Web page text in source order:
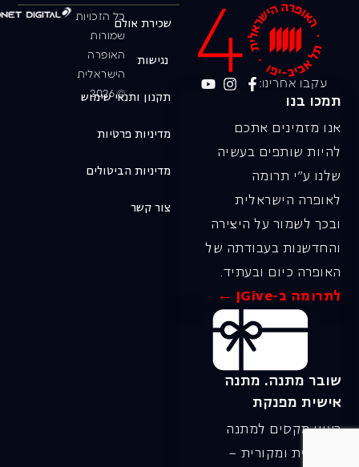
עקבו אחרינו:
תמכו בנו
אנו מזמינים אתכם
להיות שותפים בעשיה
שלנו ע"י תרומה
לאופרה הישראלית
ובכך לשמור על היצירה
והחדשנות בעבודתה של
האופרה כיום ובעתיד.
לתרומה ב-JGive ←
שובר מתנה. מתנה
אישית מפנקת
רעיון מקסים למתנה
חווייתית ומקורית –
כל הזכויות
שמורות
האופרה
הישראלית
© 2026
שכירת אולם
נגישות
תקנון ותנאי שימוש
מדיניות פרטיות
מדיניות הביטולים
צור קשר